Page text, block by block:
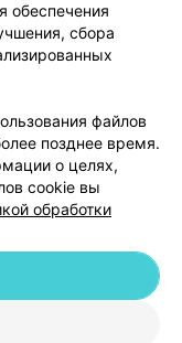
Республика Беларусь,
обеспечения
сбора
файлов
позднее время.
о целях,
cookie вы
обработки